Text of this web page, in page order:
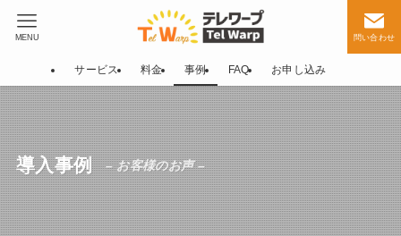
問い合わせ
MENU
サービス 料金 事例 FAQ お申し込み
導入事例 – お客様のお声 –